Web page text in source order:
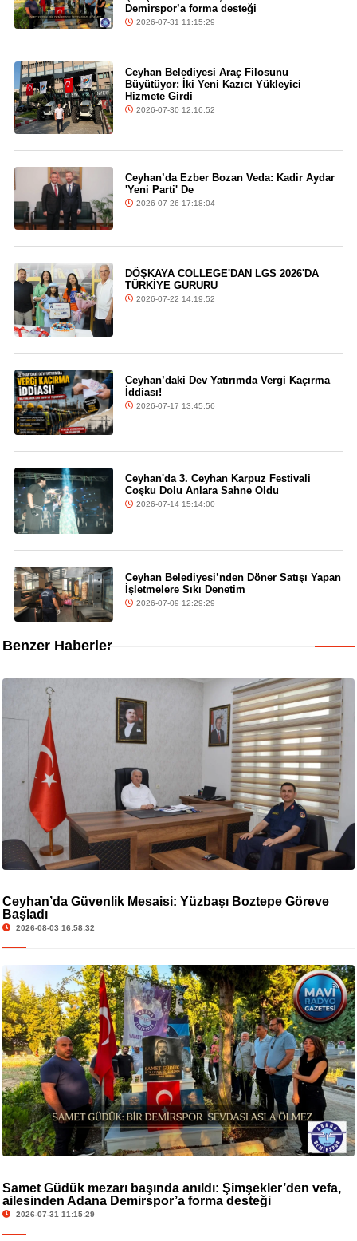
Demirspor’a forma desteği
2026-07-31 11:15:29
Ceyhan Belediyesi Araç Filosunu
Büyütüyor: İki Yeni Kazıcı Yükleyici
Hizmete Girdi
2026-07-30 12:16:52
Ceyhan’da Ezber Bozan Veda: Kadir Aydar
'Yeni Parti' De
2026-07-26 17:18:04
DÖŞKAYA COLLEGE'DAN LGS 2026'DA
TÜRKİYE GURURU
2026-07-22 14:19:52
Ceyhan’daki Dev Yatırımda Vergi Kaçırma
İddiası!
2026-07-17 13:45:56
Ceyhan'da 3. Ceyhan Karpuz Festivali
Coşku Dolu Anlara Sahne Oldu
2026-07-14 15:14:00
Ceyhan Belediyesi’nden Döner Satışı Yapan
İşletmelere Sıkı Denetim
2026-07-09 12:29:29
Benzer Haberler
Ceyhan’da Güvenlik Mesaisi: Yüzbaşı Boztepe Göreve
Başladı
2026-08-03 16:58:32
Samet Güdük mezarı başında anıldı: Şimşekler’den vefa,
ailesinden Adana Demirspor’a forma desteği
2026-07-31 11:15:29